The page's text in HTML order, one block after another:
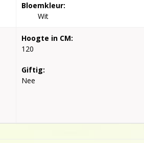
Bloemkleur:
Wit
Hoogte in CM:
120
Giftig:
Nee